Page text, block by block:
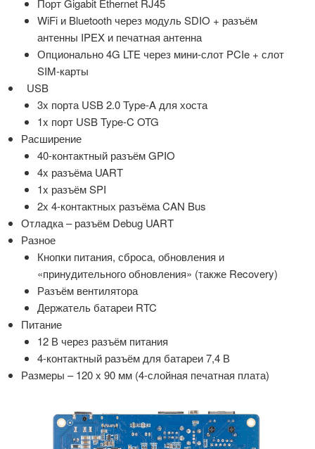
Порт Gigabit Ethernet RJ45
WiFi и Bluetooth через модуль SDIO + разъём
антенны IPEX и печатная антенна
Опционально 4G LTE через мини-слот PCIe + слот
SIM-карты
USB
3x порта USB 2.0 Type-A для хоста
1x порт USB Type-C OTG
Расширение
40-контактный разъём GPIO
4x разъёма UART
1x разъём SPI
2x 4-контактных разъёма CAN Bus
Отладка – разъём Debug UART
Разное
Кнопки питания, сброса, обновления и
«принудительного обновления» (также Recovery)
Разъём вентилятора
Держатель батареи RTC
Питание
12 В через разъём питания
4-контактный разъём для батареи 7,4 В
Размеры – 120 x 90 мм (4-слойная печатная плата)